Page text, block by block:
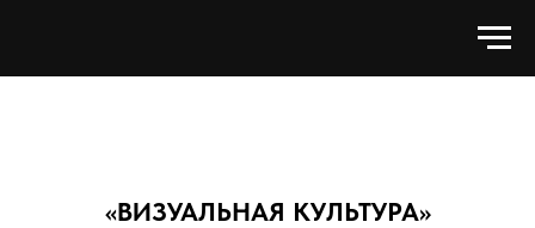
«ВИЗУАЛЬНАЯ КУЛЬТУРА»